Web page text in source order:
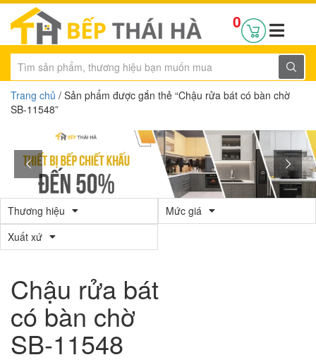
0
Trang chủ / Sản phẩm được gắn thẻ “Chậu rửa bát có bàn chờ
SB-11548”
Thương hiệu
Mức giá
Xuất xứ
Chậu rửa bát
có bàn chờ
SB-11548